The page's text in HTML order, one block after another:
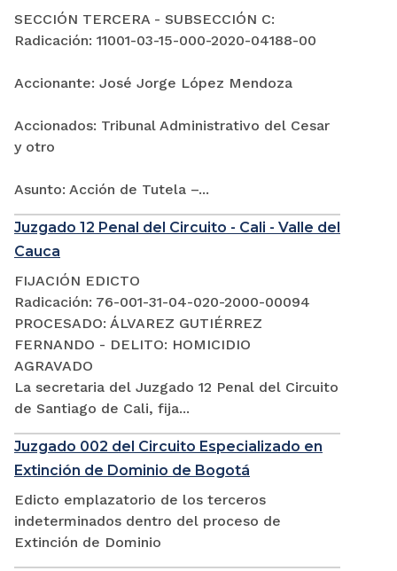
SECCIÓN TERCERA - SUBSECCIÓN C:
Radicación: 11001-03-15-000-2020-04188-00
Accionante: José Jorge López Mendoza
Accionados: Tribunal Administrativo del Cesar
y otro
Asunto: Acción de Tutela –...
Juzgado 12 Penal del Circuito - Cali - Valle del
Cauca
FIJACIÓN EDICTO
Radicación: 76-001-31-04-020-2000-00094
PROCESADO: ÁLVAREZ GUTIÉRREZ
FERNANDO - DELITO: HOMICIDIO
AGRAVADO
La secretaria del Juzgado 12 Penal del Circuito
de Santiago de Cali, fija...
Juzgado 002 del Circuito Especializado en
Extinción de Dominio de Bogotá
Edicto emplazatorio de los terceros
indeterminados dentro del proceso de
Extinción de Dominio